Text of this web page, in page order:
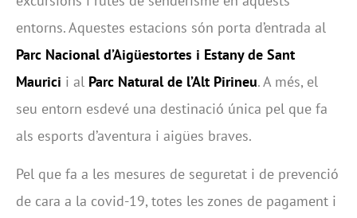
entorns. Aquestes estacions són porta d’entrada al
Parc Nacional d’Aigüestortes i Estany de Sant
Maurici i al Parc Natural de l’Alt Pirineu. A més, el
seu entorn esdevé una destinació única pel que fa
als esports d’aventura i aigües braves.
Pel que fa a les mesures de seguretat i de prevenció
de cara a la covid-19, totes les zones de pagament i